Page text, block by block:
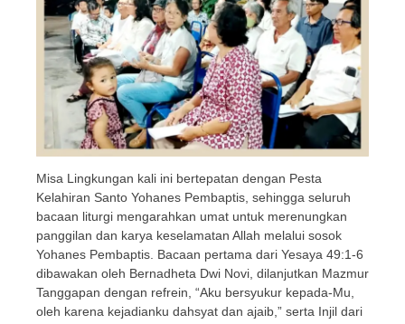
Misa Lingkungan kali ini bertepatan dengan Pesta
Kelahiran Santo Yohanes Pembaptis, sehingga seluruh
bacaan liturgi mengarahkan umat untuk merenungkan
panggilan dan karya keselamatan Allah melalui sosok
Yohanes Pembaptis. Bacaan pertama dari Yesaya 49:1-6
dibawakan oleh Bernadheta Dwi Novi, dilanjutkan Mazmur
Tanggapan dengan refrein, “Aku bersyukur kepada-Mu,
oleh karena kejadianku dahsyat dan ajaib,” serta Injil dari